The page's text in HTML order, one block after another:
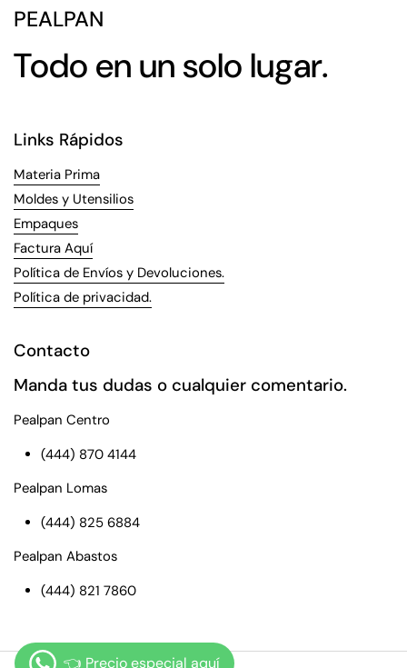
PEALPAN
Todo en un solo lugar.
Links Rápidos
Materia Prima
Moldes y Utensilios
Empaques
Factura Aquí
Política de Envíos y Devoluciones.
Política de privacidad.
Contacto
Manda tus dudas o cualquier comentario.
Pealpan Centro
(444) 870 4144
Pealpan Lomas
(444) 825 6884
Pealpan Abastos
(444) 821 7860